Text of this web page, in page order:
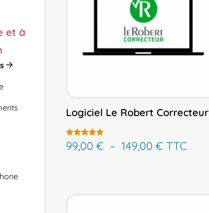
et à
Logiciel Le Robert Correcteur
Note
4.33
99,00€ – 149,00€ Plage
TTC